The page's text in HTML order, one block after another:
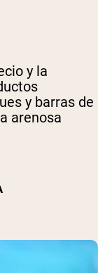
y la
y barras de
arenosa